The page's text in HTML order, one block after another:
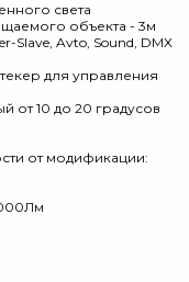
света
объекта - 3м
Slave, Avto, Sound, DMX
для управления
от 10 до 20 градусов
от модификации: